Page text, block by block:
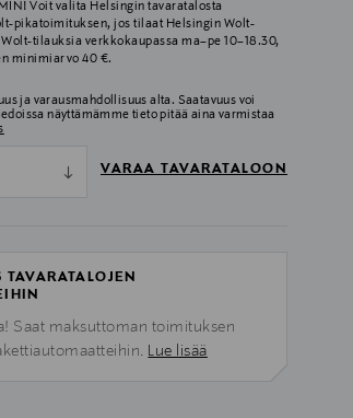
Voit valita Helsingin tavaratalosta
pikatoimituksen, jos tilaat Helsingin Wolt-
tilauksia verkkokaupassa ma–pe 10–18.30,
minimiarvo 40 €.
ja varausmahdollisuus alta. Saatavuus voi
näyttämämme tieto pitää aina varmistaa
VARAA TAVARATALOON
Saat maksuttoman toimituksen
Lue lisää